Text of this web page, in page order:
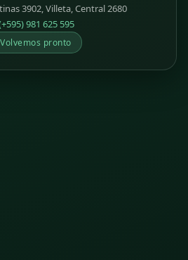
3902, Villeta, Central 2680
981 625 595
Volvemos pronto